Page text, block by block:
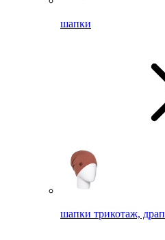
шапки
шапки трикотаж, драп